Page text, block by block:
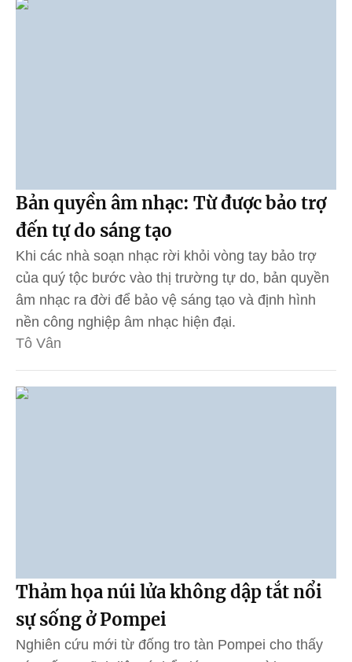
Bản quyền âm nhạc: Từ được bảo trợ
đến tự do sáng tạo
Khi các nhà soạn nhạc rời khỏi vòng tay bảo trợ
của quý tộc bước vào thị trường tự do, bản quyền
âm nhạc ra đời để bảo vệ sáng tạo và định hình
nền công nghiệp âm nhạc hiện đại.
Tô Vân
Thảm họa núi lửa không dập tắt nổi
sự sống ở Pompei
Nghiên cứu mới từ đống tro tàn Pompei cho thấy